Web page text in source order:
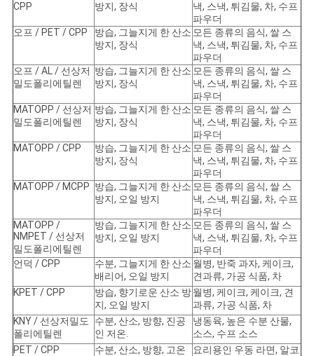
CPP
방지, 장식
낵, 스낵, 튀김물, 차, 수프
파우더
오프 / PET / CPP
방습, 그늘지게 한 산소
방지, 장식
모든 종류의 음식, 쌀 스
낵, 스낵, 튀김물, 차, 수프
파우더
오프 / AL / 선상저
밀도폴리에틸렌
방습, 그늘지게 한 산소
방지, 장식
모든 종류의 음식, 쌀 스
낵, 스낵, 튀김물, 차, 수프
파우더
MATOPP / 선상저
밀도폴리에틸렌
방습, 그늘지게 한 산소
방지, 장식
모든 종류의 음식, 쌀 스
낵, 스낵, 튀김물, 차, 수프
파우더
MATOPP / CPP
방습, 그늘지게 한 산소
방지, 장식
모든 종류의 음식, 쌀 스
낵, 스낵, 튀김물, 차, 수프
파우더
MATOPP / MCPP 방습, 그늘지게 한 산소
방지, 오일 방지
모든 종류의 음식, 쌀 스
낵, 스낵, 튀김물, 차, 수프
파우더
MATOPP /
NMPET / 선상저
밀도폴리에틸렌
방습, 그늘지게 한 산소
방지, 오일 방지
모든 종류의 음식, 쌀 스
낵, 스낵, 튀김물, 차, 수프
파우더
언덕 / CPP
수분, 그늘지게 한 산소
배리어, 오일 방지
월병, 반죽 과자, 케이크,
견과류, 가공 식품, 차
KPET / CPP
방습, 향기로운 산소 방
지, 오일 방지
월병, 케이크, 케이크, 견
과류, 가공 식품, 차
KNY / 선상저밀도
폴리에틸렌
수분, 산소, 방향, 진공
인 저온.
냉동육, 높은 수분 산물,
소스, 수프 소스
PET / CPP
수분, 산소, 방향, 고온 요리용인 우동 라면, 알코